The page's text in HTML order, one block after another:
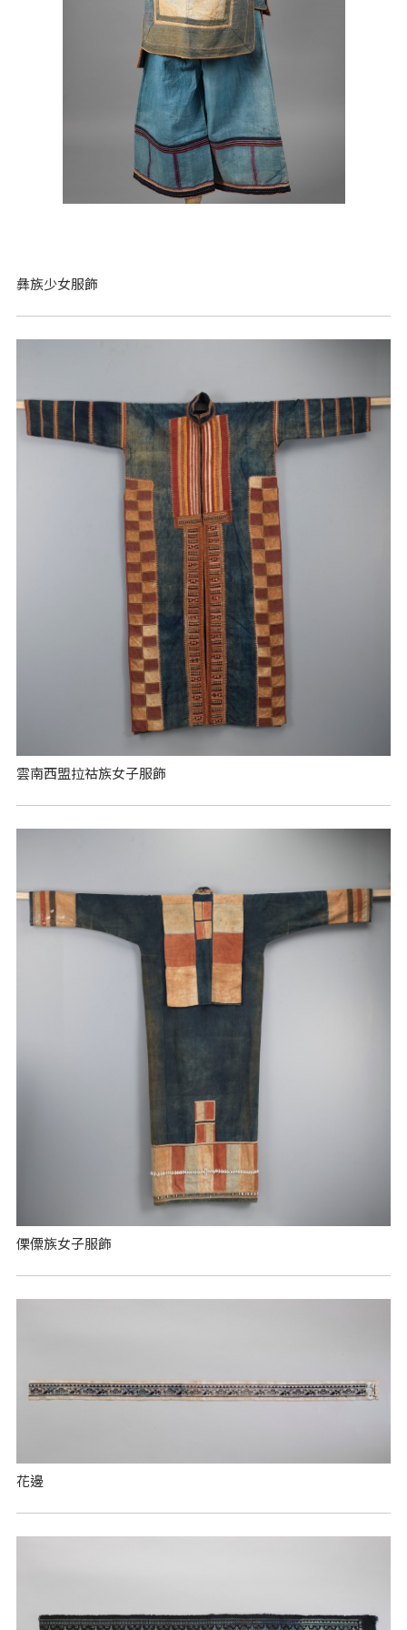
彝族少女服飾
雲南西盟拉祜族女子服飾
傈僳族女子服飾
花邊